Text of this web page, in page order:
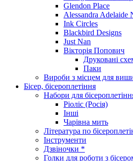
Glendon Place
Alessandra Adelaide
Ink Circles
Blackbird Designs
Just Nan
Вікторія Попович
Друковані
Паки
Вироби з місцем для
Бісер, бісероплетіння
Набори для
Ріоліс (Росія)
Інші
Чарівна мить
Література по
Інструменти
Дзвіночки *
Голки для роботи з